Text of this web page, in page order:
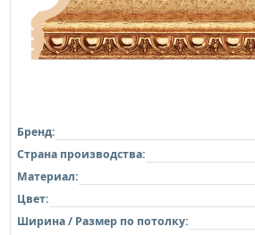
Бренд:
Страна производства:
Материал:
Цвет:
Ширина / Размер по потолку: